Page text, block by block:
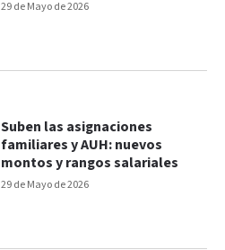
29 de Mayo de 2026
29 de Mayo de 2026
Suben las asignaciones
familiares y AUH: nuevos
montos y rangos salariales